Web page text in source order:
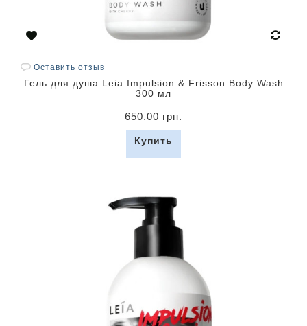
Оставить отзыв
Гель для душа Leia Impulsion & Frisson Body Wash
300 мл
650.00 грн.
Купить